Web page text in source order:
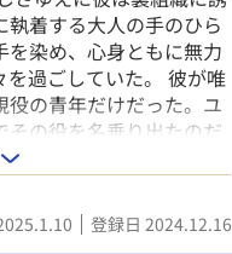
着する大人の手のひら
染め、心身ともに無力
過ごしていた。 彼が唯
の青年だけだった。ユ
その役を名乗り出たのだ
に深まってゆく。 そん
物『pink』を巡って宗教
じて２人はそんな救い
双方からの追手が迫る
登録日 2024.12.16